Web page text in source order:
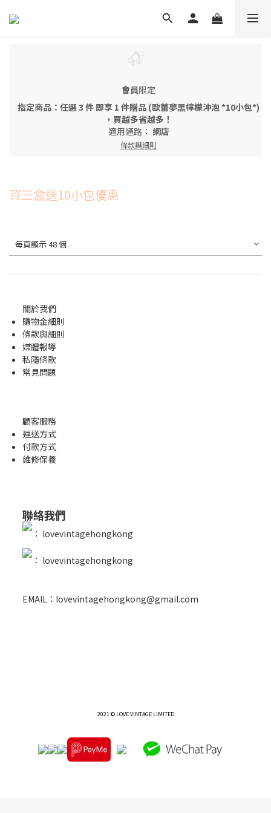
會員限定
指定商品：任選 3 件 即享 1 件贈品 (歐蕾夢黑檸檬沖泡 *10小包*)
，買越多省越多！
適用通路： 網店
條款與細則
買三盒送10小包優惠
每頁顯示 48 個
關於我們
購物金細則
條款與細則
媒體報導
私隱條款
常見問題
顧客服務
運送方式
付款方式
維修保養
聯絡我們
： lovevintagehongkong
： lovevintagehongkong
EMAIL：lovevintagehongkong@gmail.com
2021 © LOVE VINTAGE LIMITED